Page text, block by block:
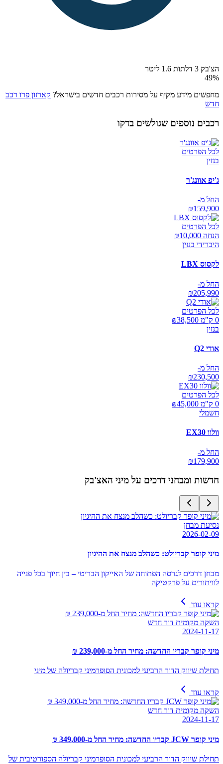
הצ'בק 3 דלתות 1.6 ליטר
49%
מחפשים מידע מקיף על מסירות רכבים חדשים בישראל? קארזון פרו רכב
חדש
רכבים נוספים שגולשים בדקו
לכל הפרטים
בנזין
ג'יפ אוונג'ר
החל מ-
₪159,900
לכל הפרטים
הנחה ₪ 10,000
היברידי בנזין
לקסוס LBX
החל מ-
₪205,990
לכל הפרטים
0 ק"מ ₪
38,500
בנזין
אודי Q2
החל מ-
₪230,500
לכל הפרטים
0 ק"מ ₪
45,000
חשמלי
וולוו EX30
החל מ-
₪179,900
חדשות ומבחני דרכים על מיני האצ'בק
נסיעת מבחן
2026-02-09
מיני קופר קבריולט: כשהלב מנצח את ההיגיון
מבחן דרכים לגרסה הפתוחה של האייקון הבריטי – בין חיוך בכל פנייה
לוויתורים על פרקטיקה
קראו עוד
השקה מקומית דור חדש
2024-11-17
מיני קופר קבריו החדשה: מחיר החל מ-239,000 ₪
תחילת שיווק הדור הרביעי למכונית הסופרמיני קבריולה של מיני
קראו עוד
השקה מקומית דור חדש
2024-11-17
מיני קופר JCW קבריו החדשה: מחיר החל מ-349,000 ₪
תחילת שיווק הדור הרביעי למכונית הסופרמיני קבריולה הספורטיבית של